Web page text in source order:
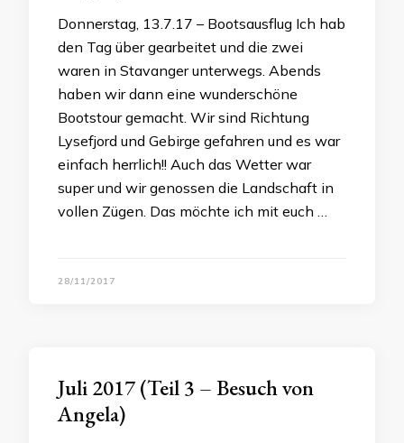
Donnerstag, 13.7.17 – Bootsausflug Ich hab
den Tag über gearbeitet und die zwei
waren in Stavanger unterwegs. Abends
haben wir dann eine wunderschöne
Bootstour gemacht. Wir sind Richtung
Lysefjord und Gebirge gefahren und es war
einfach herrlich!! Auch das Wetter war
super und wir genossen die Landschaft in
vollen Zügen. Das möchte ich mit euch …
28/11/2017
Juli 2017 (Teil 3 – Besuch von
Angela)